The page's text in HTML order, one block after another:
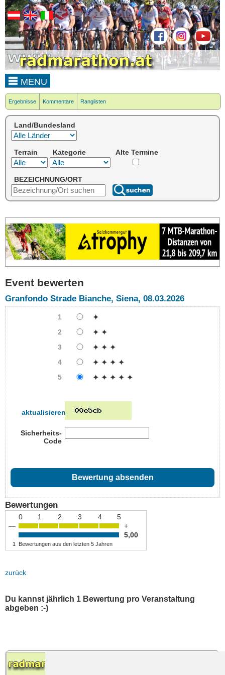
MENU
Ergebnisse Kommentare Ranglisten
Land/Bundesland
Terrain Kategorie Alte Termine
BEZEICHNUNG/ORT
Event bewerten
Granfondo Strade Bianche, Siena, 08.03.2026
1 ✦
2 ✦ ✦
3 ✦ ✦ ✦
4 ✦ ✦ ✦ ✦
5 ✦ ✦ ✦ ✦ ✦
aktualisieren
Sicherheits-
Code
Bewertungen
0 1 2 3 4
5
—
+
5,00
1 Bewertungen aus den letzten 5 Jahren
zurück
Du kannst jährlich 1 Bewertung pro Veranstaltung
abgeben :-)